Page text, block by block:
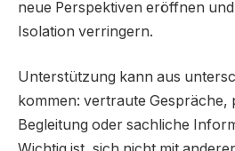
neue Perspektiven eröffnen
Isolation verringern.
Unterstützung kann aus
kommen: vertraute Gespräche,
Begleitung oder sachliche